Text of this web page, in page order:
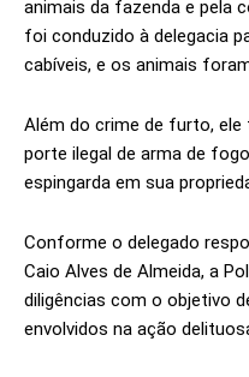
animais da fazenda e pela
foi conduzido à delegacia
cabíveis, e os animais
Além do crime de furto, ele
porte ilegal de arma de
espingarda em sua
Conforme o delegado
Caio Alves de Almeida, a
diligências com o objetivo
envolvidos na ação